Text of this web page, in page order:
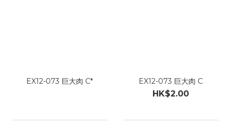
EX12-073 巨大肉 C* EX12-073 巨大肉 C
HK$2.00